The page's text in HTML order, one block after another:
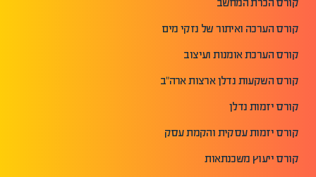
קורס הערכה ואיתור של נזקי מים
קורס הערכת אומנות ועיצוב
קורס השקעות נדלן ארצות ארה"ב
קורס יזמות נדלן
קורס יזמות עסקית והקמת עסק
קורס ייעוץ משכנתאות